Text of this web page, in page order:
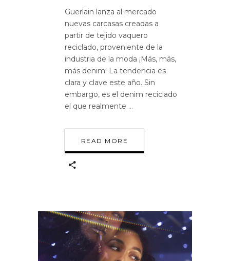
Guerlain lanza al mercado
nuevas carcasas creadas a
partir de tejido vaquero
reciclado, proveniente de la
industria de la moda ¡Más, más,
más denim! La tendencia es
clara y clave este año. Sin
embargo, es el denim reciclado
el que realmente
READ MORE